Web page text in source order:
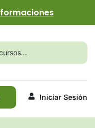
formaciones
Iniciar Sesión